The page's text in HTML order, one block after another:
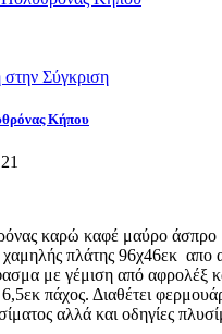
Σύγκριση
Κήπου
καρώ καφέ μαύρο άσπρο
πλάτης 96χ46εκ απο
με γέμιση από αφρολέξ
6,5εκ πάχος. Διαθέτει
αλλά και οδηγίες